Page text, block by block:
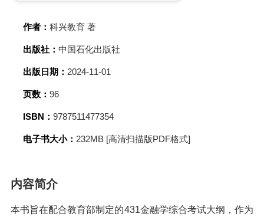
作者： 科兴教育 著
出版社： 中国石化出版社
出版日期： 2024-11-01
页数： 96
ISBN： 9787511477354
电子书大小： 232MB [高清扫描版PDF格式]
内容简介
本书旨在配合教育部制定的431金融学综合考试大纲，作为